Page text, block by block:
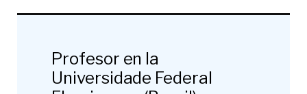
Profesor en la
Universidade Federal